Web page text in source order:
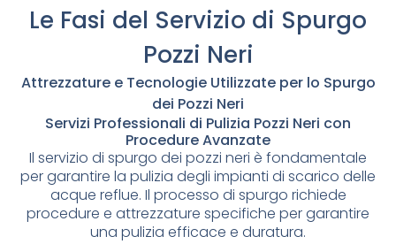
Le Fasi del Servizio di Spurgo
Pozzi Neri
Attrezzature e Tecnologie Utilizzate per lo Spurgo
dei Pozzi Neri
Servizi Professionali di Pulizia Pozzi Neri con
Procedure Avanzate
Il servizio di spurgo dei pozzi neri è fondamentale
per garantire la pulizia degli impianti di scarico delle
acque reflue. Il processo di spurgo richiede
procedure e attrezzature specifiche per garantire
una pulizia efficace e duratura.